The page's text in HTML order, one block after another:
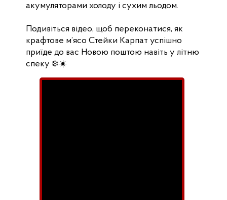
акумуляторами холоду і сухим льодом.
Подивіться відео, щоб переконатися, як
крафтове м’ясо Стейки Карпат успішно
приїде до вас Новою поштою навіть у літню
спеку ❄️☀️